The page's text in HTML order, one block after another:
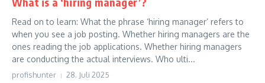
Read on to learn: What the phrase ‘hiring manager’ refers to
when you see a job posting. Whether hiring managers are the
ones reading the job applications. Whether hiring managers
are conducting the actual interviews. Who ulti...
profishunter 28. Juli 2025